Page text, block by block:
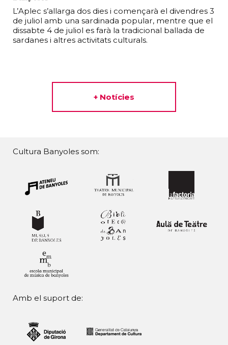
L’Aplec s’allarga dos dies i començarà el divendres 3
de juliol amb una sardinada popular, mentre que el
dissabte 4 de juliol es farà la tradicional ballada de
sardanes i altres activitats culturals.
+ Notícies
Cultura Banyoles som:
Amb el suport de: